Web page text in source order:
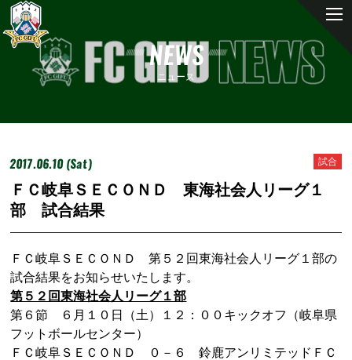
NEWS
ニュース
2017.06.10 (Sat) 試合
ＦＣ岐阜ＳＥＣＯＮＤ 東海社会人リーグ１
部 試合結果
ＦＣ岐阜ＳＥＣＯＮＤ 第５２回東海社会人リーグ１部の
試合結果をお知らせいたします。
第５２回東海社会人リーグ１部
第６節 ６月１０日（土）１２：００キックオフ（岐阜県
フットボールセンター）
ＦＣ岐阜ＳＥＣＯＮＤ ０－６ 鈴鹿アンリミテッドＦＣ